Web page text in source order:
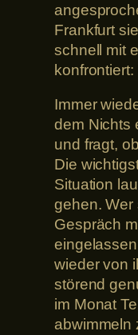
Frankfurt
schnell mit
Immer
dem Nichts
und fragt,
Die
Situation
gehen. Wer
Gespräch
wieder von
störend
im Monat
abwimmeln